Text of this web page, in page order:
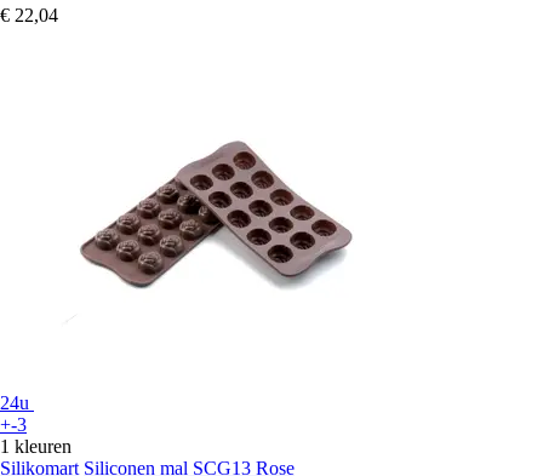
€ 22,04
24u
+-3
1 kleuren
Silikomart Siliconen mal SCG13 Rose